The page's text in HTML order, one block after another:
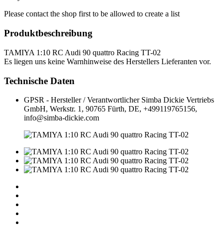
Please contact the shop first to be allowed to create a list
Produktbeschreibung
TAMIYA 1:10 RC Audi 90 quattro Racing TT-02
Es liegen uns keine Warnhinweise des Herstellers Lieferanten vor.
Technische Daten
GPSR - Hersteller / Verantwortlicher Simba Dickie Vertriebs
GmbH, Werkstr. 1, 90765 Fürth, DE, +499119765156,
info@simba-dickie.com